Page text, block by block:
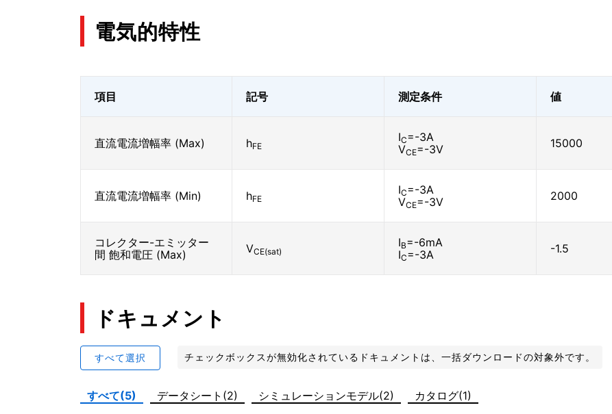
電気的特性
項目 記号 測定条件 値
直流電流増幅率 (Max) hFE
IC=-3A
VCE=-3V 15000
直流電流増幅率 (Min) hFE
IC=-3A
VCE=-3V 2000
コレクター-エミッター
間 飽和電圧 (Max)
VCE(sat)
IB=-6mA
IC=-3A -1.5
ドキュメント
すべて選択 チェックボックスが無効化されているドキュメントは、一括ダウンロードの対象外です。
すべて(5) データシート(2) シミュレーションモデル(2) カタログ(1)